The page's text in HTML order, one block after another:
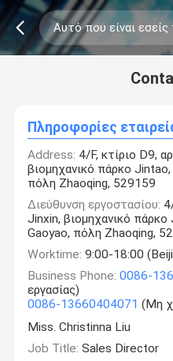
Πληροφορίες
Address: 4/F, κτίριο D9,
βιομηχανικό πάρκο
πόλη Zhaoqing, 529159
Διεύθυνση εργοστασίου:
Jinxin, βιομηχανικό
Gaoyao, πόλη Zhaoqing,
Worktime: 9:00-18:00
Business Phone: 0086-
εργασίας)
0086-13660404071 (Μη
Miss. Christinna Liu
Job Title: Sales Director